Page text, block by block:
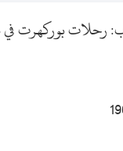
رحلات بوركهرت في